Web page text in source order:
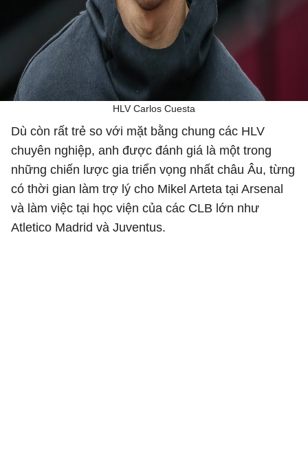
HLV Carlos Cuesta
Dù còn rất trẻ so với mặt bằng chung các HLV
chuyên nghiệp, anh được đánh giá là một trong
những chiến lược gia triển vọng nhất châu Âu, từng
có thời gian làm trợ lý cho Mikel Arteta tại Arsenal
và làm việc tại học viện của các CLB lớn như
Atletico Madrid và Juventus.